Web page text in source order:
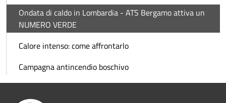
Ondata di caldo in Lombardia - ATS Bergamo attiva un
NUMERO VERDE
Calore intenso: come affrontarlo
Campagna antincendio boschivo